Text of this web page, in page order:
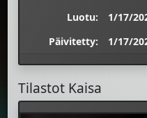
Luotu:
1/17/
Päivitetty:
1/17/
Tilastot Kaisa